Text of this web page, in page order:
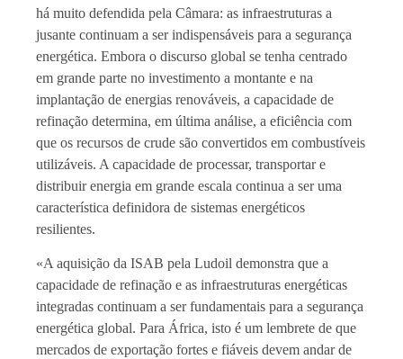
há muito defendida pela Câmara: as infraestruturas a
jusante continuam a ser indispensáveis para a segurança
energética. Embora o discurso global se tenha centrado
em grande parte no investimento a montante e na
implantação de energias renováveis, a capacidade de
refinação determina, em última análise, a eficiência com
que os recursos de crude são convertidos em combustíveis
utilizáveis. A capacidade de processar, transportar e
distribuir energia em grande escala continua a ser uma
característica definidora de sistemas energéticos
resilientes.
«A aquisição da ISAB pela Ludoil demonstra que a
capacidade de refinação e as infraestruturas energéticas
integradas continuam a ser fundamentais para a segurança
energética global. Para África, isto é um lembrete de que
mercados de exportação fortes e fiáveis devem andar de